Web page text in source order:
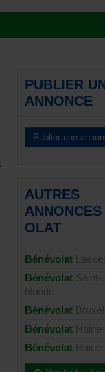
PUBLIER
ANNONCE
AUTRES
OLAT
Bénévolat
Bénévolat
Bénévolat
Bénévolat
Bénévolat